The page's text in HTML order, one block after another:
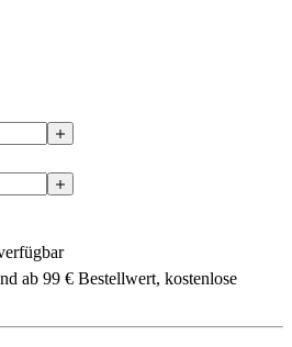
ab 99 € Bestellwert, kostenlose